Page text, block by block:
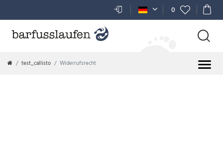
0
test_callisto Widerrufsrecht